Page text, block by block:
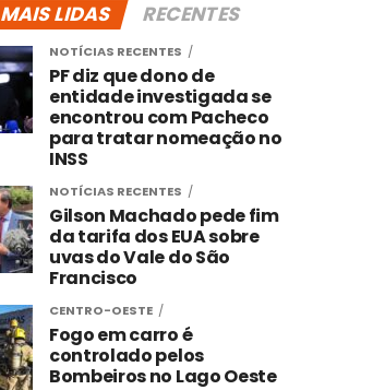
MAIS LIDAS RECENTES
NOTÍCIAS RECENTES
PF diz que dono de
entidade investigada se
encontrou com Pacheco
para tratar nomeação no
INSS
NOTÍCIAS RECENTES
Gilson Machado pede fim
da tarifa dos EUA sobre
uvas do Vale do São
Francisco
CENTRO-OESTE
Fogo em carro é
controlado pelos
Bombeiros no Lago Oeste